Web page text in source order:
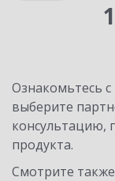
Ознакомьтесь
выберите
консультацию,
продукта.
Смотрите